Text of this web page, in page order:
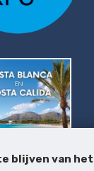
blijven van